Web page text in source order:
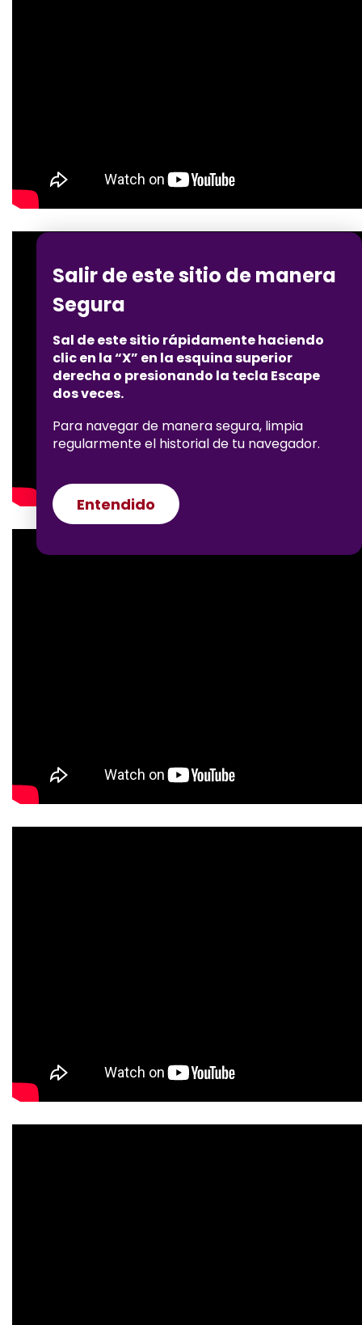
Salir de este sitio de manera
Segura
Sal de este sitio rápidamente haciendo
clic en la “X” en la esquina superior
derecha o presionando la tecla Escape
dos veces.
Para navegar de manera segura, limpia
regularmente el historial de tu navegador.
Entendido